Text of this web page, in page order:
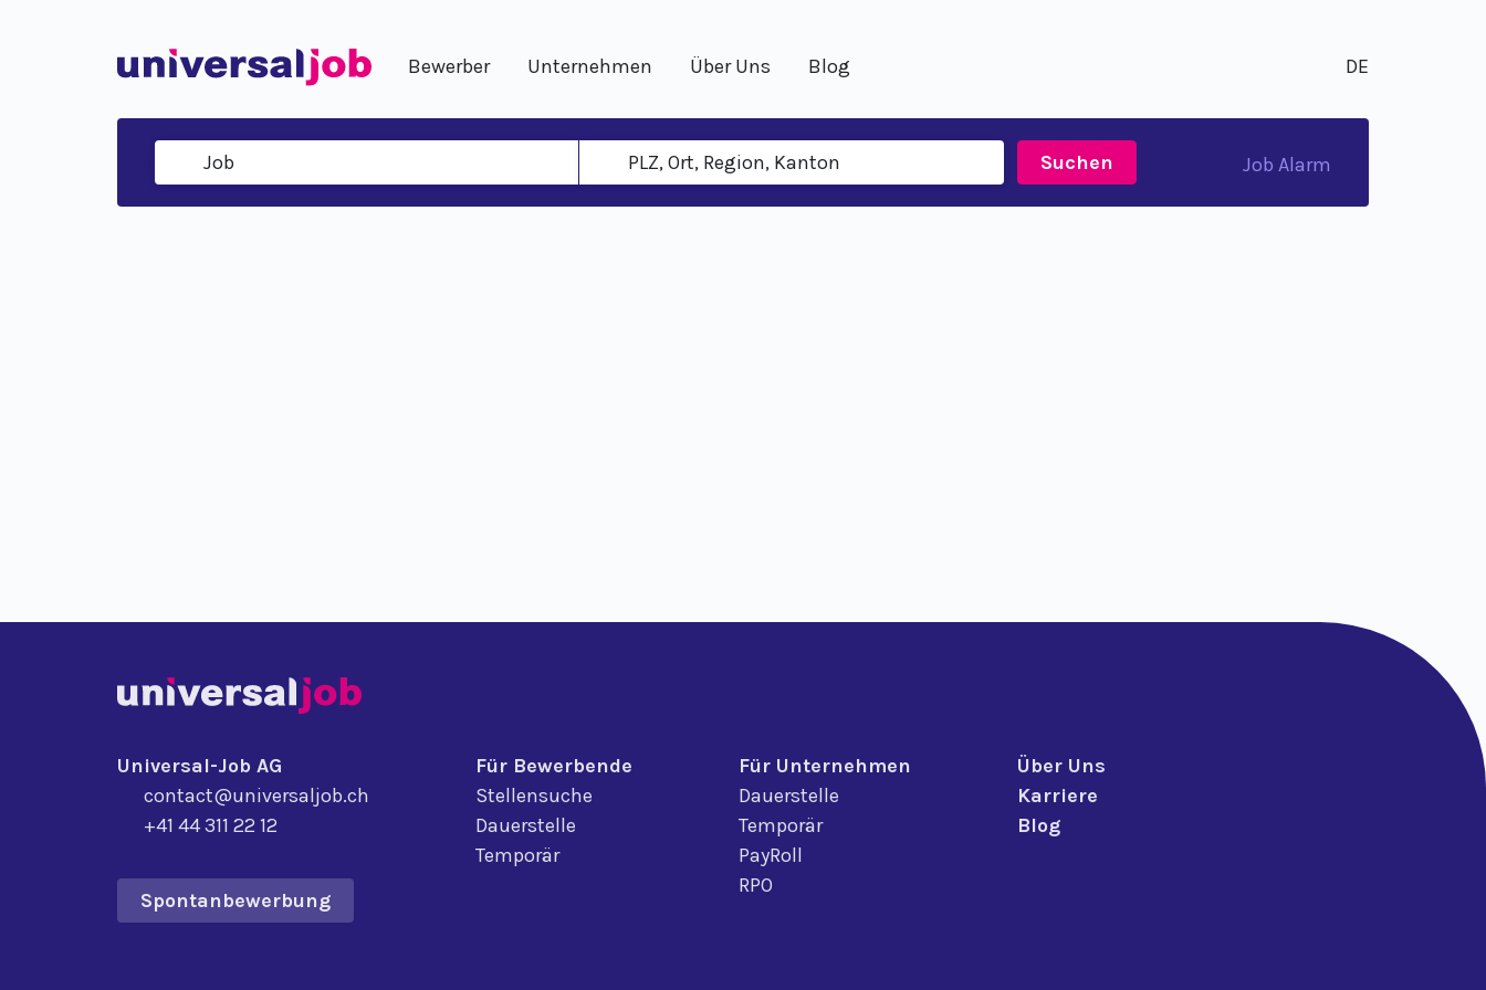
Bewerber Unternehmen Über Uns Blog DE
Suchen Job Alarm
Universal-Job AG
contact@universaljob.ch
+41 44 311 22 12
Spontanbewerbung
Für Bewerbende
Stellensuche
Dauerstelle
Temporär
Für Unternehmen
Dauerstelle
Temporär
PayRoll
RPO
Über Uns
Karriere
Blog